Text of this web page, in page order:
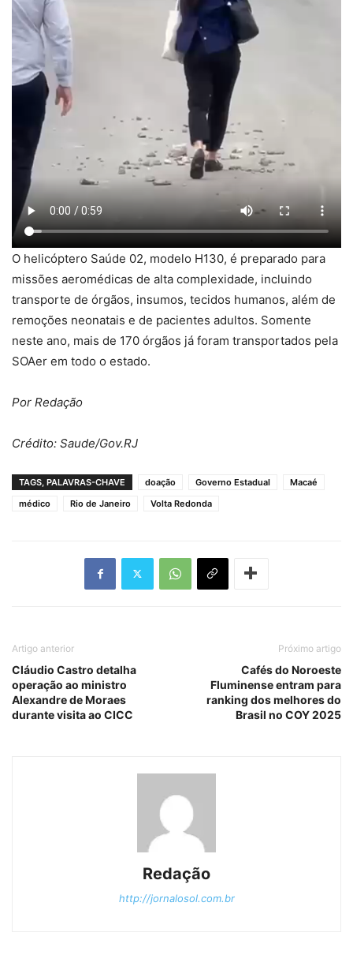
O helicóptero Saúde 02, modelo H130, é preparado para
missões aeromédicas de alta complexidade, incluindo
transporte de órgãos, insumos, tecidos humanos, além de
remoções neonatais e de pacientes adultos. Somente
neste ano, mais de 170 órgãos já foram transportados pela
SOAer em todo o estado.
Por Redação
Crédito: Saude/Gov.RJ
TAGS, PALAVRAS-CHAVE doação Governo Estadual
Macaé
médico
Rio de Janeiro Volta Redonda
Artigo anterior
Cláudio Castro detalha
operação ao ministro
Alexandre de Moraes
durante visita ao CICC
Próximo artigo
Cafés do Noroeste
Fluminense entram para
ranking dos melhores do
Brasil no COY 2025
Redação
http://jornalosol.com.br